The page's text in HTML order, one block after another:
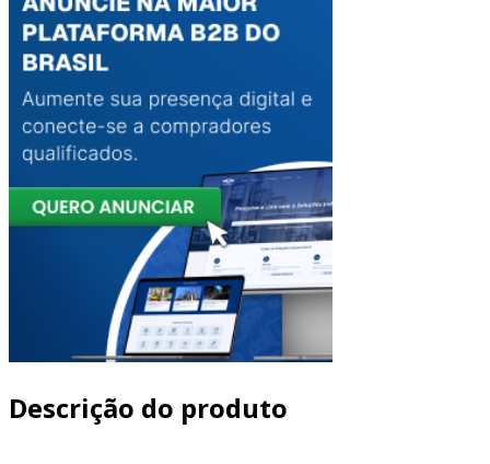
Descrição do produto